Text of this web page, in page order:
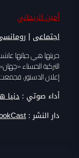
أمين الريحاني
اجتماعى |
حريتها هي حياتها
التركية الحسناء
إعلان الدستور،
أداء صوتي :دنيا
دار النشر :